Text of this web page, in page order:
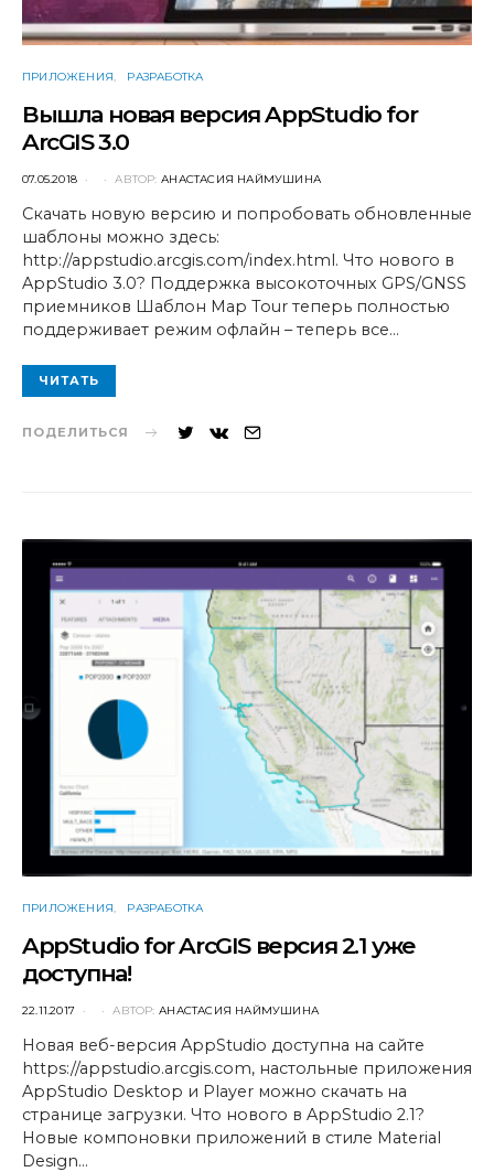
ПРИЛОЖЕНИЯ РАЗРАБОТКА
Вышла новая версия AppStudio for
ArcGIS 3.0
POSTED
07.05.2018 АВТОР: АНАСТАСИЯ НАЙМУШИНА
Скачать новую версию и попробовать обновленные
шаблоны можно здесь:
http://appstudio.arcgis.com/index.html. Что нового в
AppStudio 3.0? Поддержка высокоточных GPS/GNSS
приемников Шаблон Map Tour теперь полностью
поддерживает режим офлайн – теперь все…
ЧИТАТЬ
ПОДЕЛИТЬСЯ
ПРИЛОЖЕНИЯ РАЗРАБОТКА
AppStudio for ArcGIS версия 2.1 уже
доступна!
POSTED
22.11.2017 АВТОР: АНАСТАСИЯ НАЙМУШИНА
Новая веб-версия AppStudio доступна на сайте
https://appstudio.arcgis.com, настольные приложения
AppStudio Desktop и Player можно скачать на
странице загрузки. Что нового в AppStudio 2.1?
Новые компоновки приложений в стиле Material
Design…